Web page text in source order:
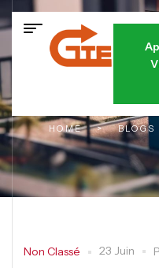
HOME > BLOGS
Non Classé 23 Juin